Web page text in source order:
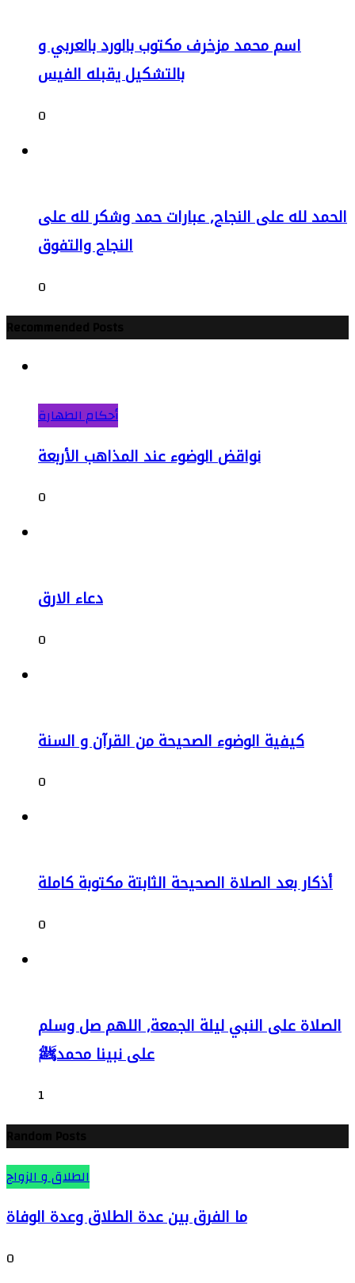
اسم محمد مزخرف مكتوب بالورد بالعربي و
بالتشكيل يقبله الفيس
0
الحمد لله على النجاح, عبارات حمد وشكر لله على
النجاح والتفوق
0
أحكام الطهارة
نواقض الوضوء عند المذاهب الأربعة
0
دعاء الارق
0
كيفية الوضوء الصحيحة من القرآن و السنة
0
أذكار بعد الصلاة الصحيحة الثابتة مكتوبة كاملة
0
الصلاة على النبي ليلة الجمعة, اللهم صل وسلم
على نبينا محمدﷺ
1
الطلاق و الزواج
ما الفرق بين عدة الطلاق وعدة الوفاة
0